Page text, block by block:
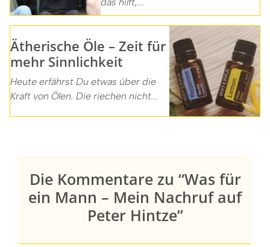
das hilft,...
Ätherische Öle – Zeit für
mehr Sinnlichkeit
Heute erfährst Du etwas über die
Kraft von Ölen. Die riechen nicht...
Die Kommentare zu “Was für
ein Mann – Mein Nachruf auf
Peter Hintze”